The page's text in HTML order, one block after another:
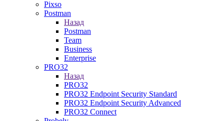
Pixso
Postman
Назад
Postman
Team
Business
Enterprise
PRO32
Назад
PRO32
PRO32 Endpoint Security Standard
PRO32 Endpoint Security Advanced
PRO32 Connect